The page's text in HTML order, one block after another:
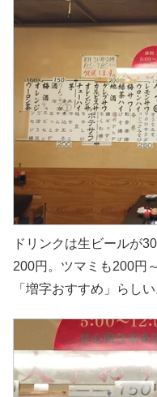
ドリンクは生ビールが
200円。ツマミも200円
「増字おすすめ」らし